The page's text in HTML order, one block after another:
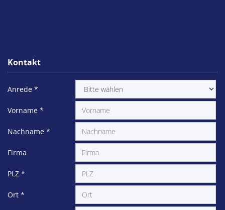
Kontakt
Anrede *
Vorname *
Nachname *
Firma
PLZ *
Ort *